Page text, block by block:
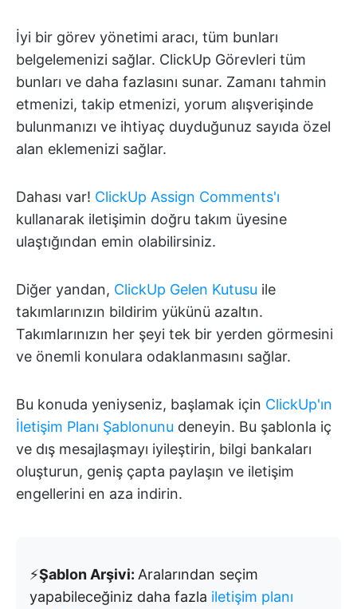
İyi bir görev yönetimi aracı, tüm bunları
belgelemenizi sağlar. ClickUp Görevleri tüm
bunları ve daha fazlasını sunar. Zamanı tahmin
etmenizi, takip etmenizi, yorum alışverişinde
bulunmanızı ve ihtiyaç duyduğunuz sayıda özel
alan eklemenizi sağlar.
Dahası var! ClickUp Assign Comments'ı
kullanarak iletişimin doğru takım üyesine
ulaştığından emin olabilirsiniz.
Diğer yandan, ClickUp Gelen Kutusu ile
takımlarınızın bildirim yükünü azaltın.
Takımlarınızın her şeyi tek bir yerden görmesini
ve önemli konulara odaklanmasını sağlar.
Bu konuda yeniyseniz, başlamak için ClickUp'ın
İletişim Planı Şablonunu deneyin. Bu şablonla iç
ve dış mesajlaşmayı iyileştirin, bilgi bankaları
oluşturun, geniş çapta paylaşın ve iletişim
engellerini en aza indirin.
⚡️Şablon Arşivi: Aralarından seçim
yapabileceğiniz daha fazla iletişim planı